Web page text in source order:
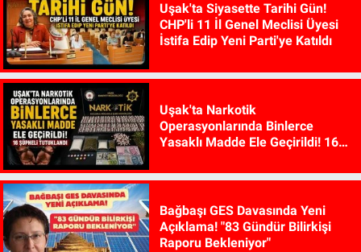
Uşak'ta Siyasette Tarihi Gün!
CHP'li 11 İl Genel Meclisi Üyesi
İstifa Edip Yeni Parti'ye Katıldı
Uşak'ta Narkotik
Operasyonlarında Binlerce
Yasaklı Madde Ele Geçirildi! 16
Bağbaşı GES Davasında Yeni
Açıklama! "83 Gündür Bilirkişi
Raporu Bekleniyor"